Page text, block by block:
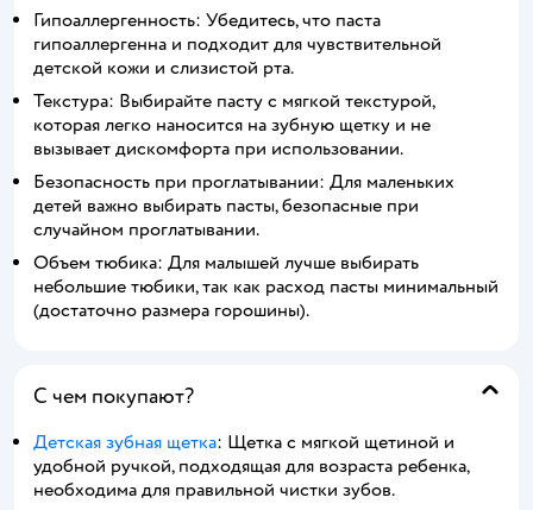
Гипоаллергенность: Убедитесь, что паста
гипоаллергенна и подходит для чувствительной
детской кожи и слизистой рта.
Текстура: Выбирайте пасту с мягкой текстурой,
которая легко наносится на зубную щетку и не
вызывает дискомфорта при использовании.
Безопасность при проглатывании: Для маленьких
детей важно выбирать пасты, безопасные при
случайном проглатывании.
Объем тюбика: Для малышей лучше выбирать
небольшие тюбики, так как расход пасты минимальный
(достаточно размера горошины).
С чем покупают?
Детская зубная щетка: Щетка с мягкой щетиной и
удобной ручкой, подходящая для возраста ребенка,
необходима для правильной чистки зубов.